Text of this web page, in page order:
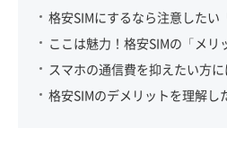
格安SIMにするなら注意したい
ここは魅力！格安SIMの「メリ
スマホの通信費を抑えたい方
格安SIMのデメリットを理解し